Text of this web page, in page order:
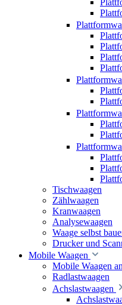
Tischwaagen
Zählwaagen
Kranwaagen
Analysewaagen
Waage selbst
Drucker und
Mobile Waagen
Mobile Waagen
Radlastwaagen
Achslastwaagen